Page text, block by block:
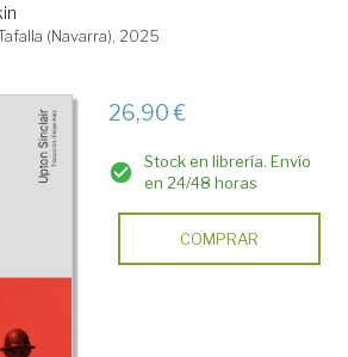
(Navarra), 2025
26,90 €
Stock en librería. Envío
en 24/48 horas
COMPRAR